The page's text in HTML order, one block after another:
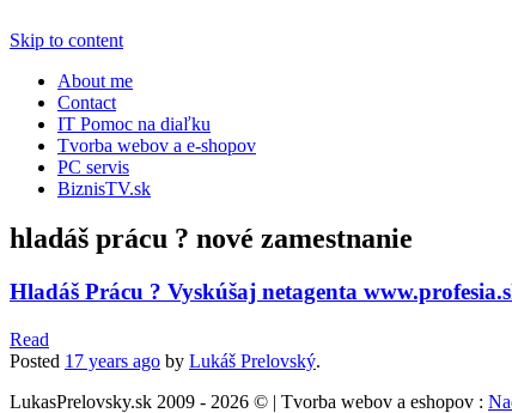
Skip to content
About me
Contact
IT Pomoc na diaľku
Tvorba webov a e-shopov
PC servis
BiznisTV.sk
hladáš prácu ? nové zamestnanie
Hladáš Prácu ? Vyskúšaj netagenta
Read
Posted 17 years ago by Lukáš Prelovský.
LukasPrelovsky.sk 2009 - 2026 © | Tvorba webov a eshopov :